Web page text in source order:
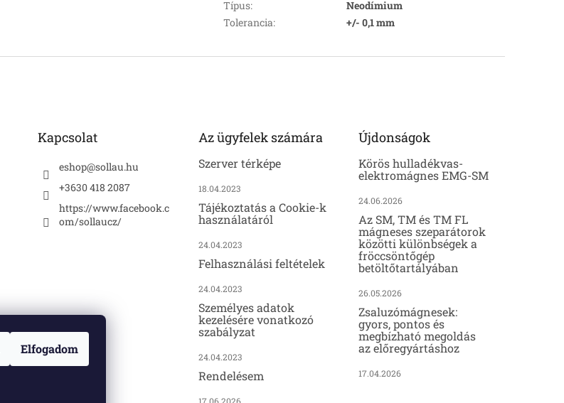
Elfogadom
Típus:
Neodímium
Tolerancia: +/- 0,1 mm
Kapcsolat
eshop@sollau.hu
+3630 418 2087
https://www.facebook.c
om/sollaucz/
Az ügyfelek számára
Szerver térképe
18.04.2023
Tájékoztatás a Cookie-k
használatáról
24.04.2023
Felhasználási feltételek
24.04.2023
Személyes adatok
kezelésére vonatkozó
szabályzat
24.04.2023
Rendelésem
Újdonságok
Körös hulladékvas-
elektromágnes EMG-SM
24.06.2026
Az SM, TM és TM FL
mágneses szeparátorok
közötti különbségek a
fröccsöntőgép
betöltőtartályában
26.05.2026
Zsaluzómágnesek:
gyors, pontos és
megbízható megoldás
az előregyártáshoz
17.04.2026